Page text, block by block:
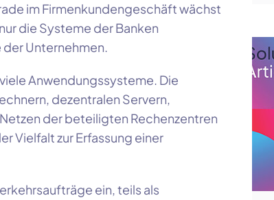
im Firmenkundengeschäft wächst
die Systeme der Banken
Unternehmen.
Anwendungssysteme. Die
dezentralen Servern,
der beteiligten Rechenzentren
Vielfalt zur Erfassung einer
ein, teils als